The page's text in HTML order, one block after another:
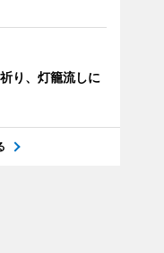
り、灯籠流しに